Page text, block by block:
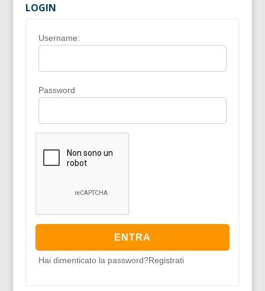
LOGIN
Username:
Password
Hai dimenticato la password?Registrati